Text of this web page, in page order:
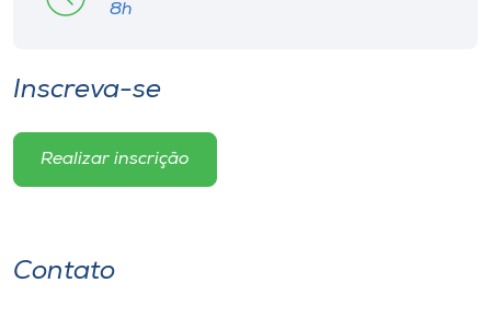
8h
Inscreva-se
Realizar inscrição
Contato